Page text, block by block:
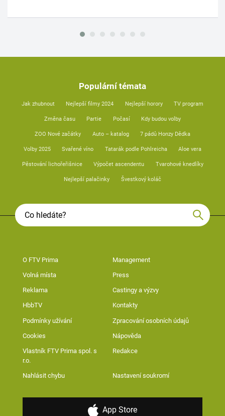
Populární témata
Jak zhubnout Nejlepší filmy 2024 Nejlepší horory TV program
Změna času Partie Počasí Kdy budou volby
ZOO Nové začátky Auto – katalog 7 pádů Honzy Dědka
Volby 2025 Svařené víno Tatarák podle Pohlreicha Aloe vera
Pěstování lichořeřišnice Výpočet ascendentu Tvarohové knedlíky
Nejlepší palačinky Švestkový koláč
O FTV Prima Management
Volná místa Press
Reklama Castingy a výzvy
HbbTV Kontakty
Podmínky užívání Zpracování osobních údajů
Cookies Nápověda
Vlastník FTV Prima spol. s
r.o.
Redakce
Nahlásit chybu Nastavení soukromí
App Store